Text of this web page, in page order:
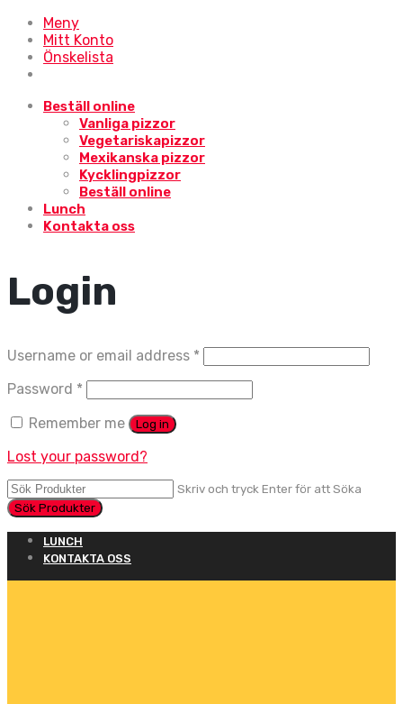
Meny
Mitt Konto
Önskelista
Beställ online
Vanliga pizzor
Vegetariskapizzor
Mexikanska pizzor
Kycklingpizzor
Beställ online
Lunch
Kontakta oss
Login
Username or email address *
Password *
Remember me
Log in
Lost your password?
Skriv och tryck Enter för att Söka
LUNCH
KONTAKTA OSS